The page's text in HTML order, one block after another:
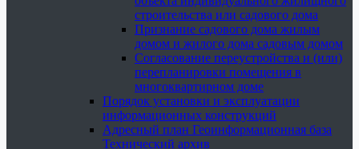
строительства или садового дома
Признание садового дома жилым
домом и жилого дома садовым домом
Согласование переустройства и (или)
перепланировки помещения в
многоквартирном доме
Порядок установки и эксплуатации
информационных конструкций
Адресный план Геоинформационная база
Технический архив